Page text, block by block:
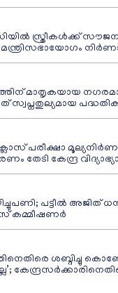
സ്ത്രീകൾക്ക്
മന്ത്രിസഭായോഗം
മാതൃകയായ
ക്ലാസ് പരീക്ഷാ
തേടി കേന്ദ്ര
പട്ടീല്‍ അജിത്
കമ്മീഷണര്‍
ശബ്ദിച്ചു